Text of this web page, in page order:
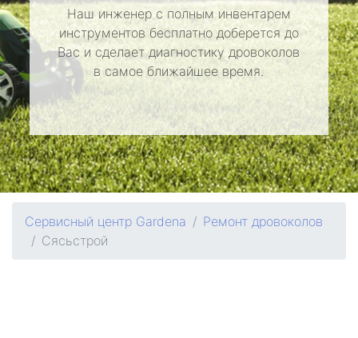
Наш инженер с полным инвентарем
инструментов бесплатно доберется до
Вас и сделает диагностику дровоколов
в самое ближайшее время.
Сервисный центр Gardena
Ремонт дровоколов
Сясьстрой